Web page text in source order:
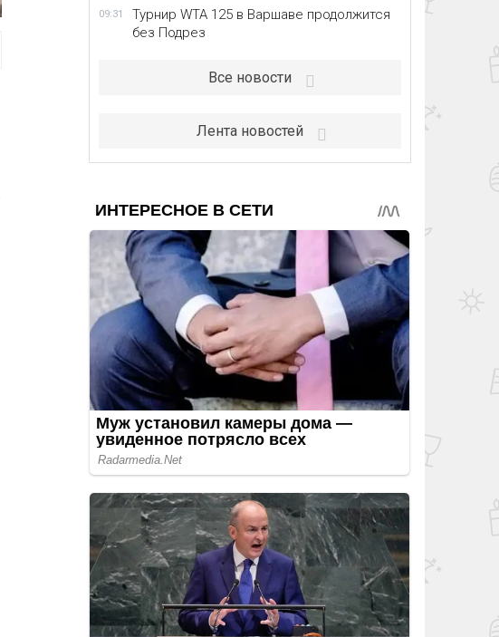
09:31
Турнир WTA 125 в Варшаве продолжится
без Подрез
Все новости
Лента новостей